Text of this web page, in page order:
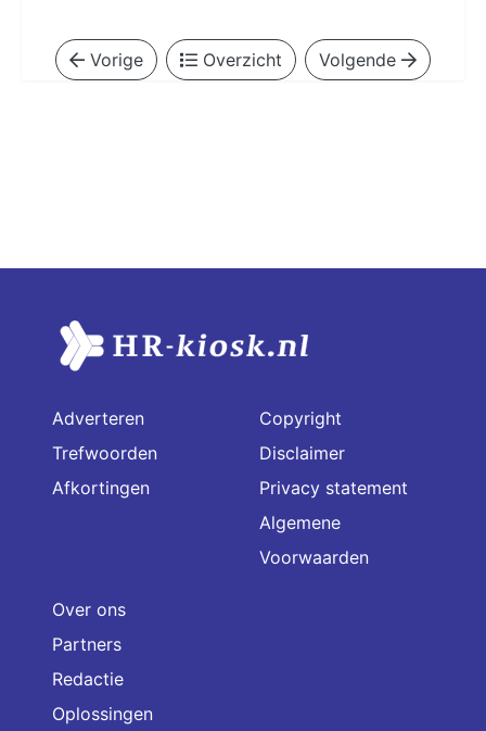
Vorige Overzicht Volgende
Adverteren
Trefwoorden
Afkortingen
Copyright
Disclaimer
Privacy statement
Algemene
Voorwaarden
Over ons
Partners
Redactie
Oplossingen